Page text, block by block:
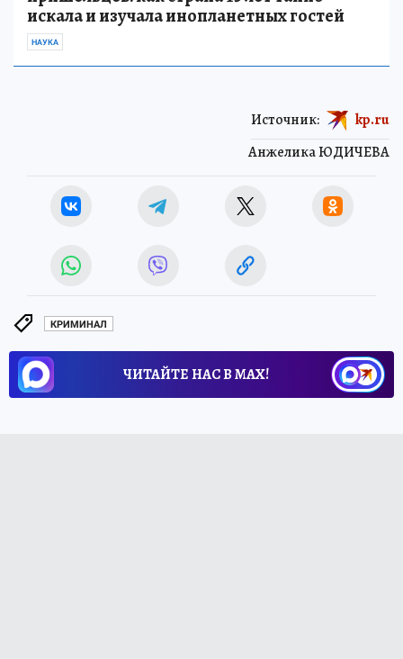
искала и изучала инопланетных гостей
НАУКА
Анжелика ЮДИЧЕВА
Источник: kp.ru
КРИМИНАЛ
ЧИТАЙТЕ НАС В МАХ!